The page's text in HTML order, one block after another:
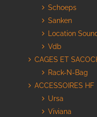
Schoeps
Sanken
Location
Vdb
CAGES ET
Rack-N-Bag
ACCESSOIRES HF
Ursa
Viviana